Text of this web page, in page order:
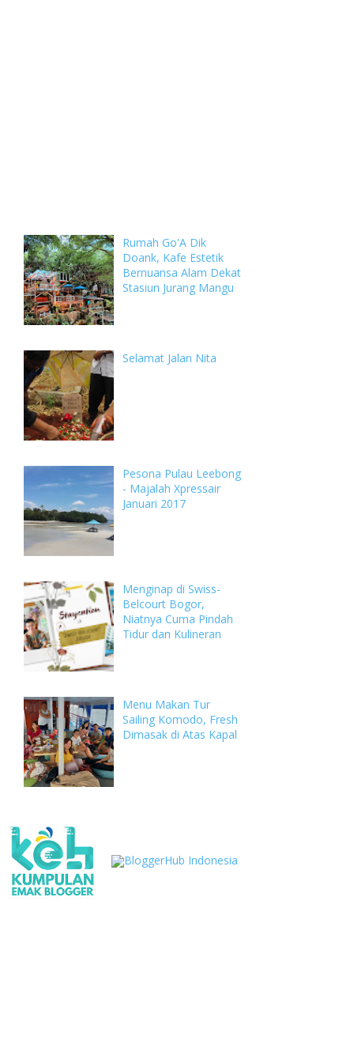
Rumah Go'A Dik
Doank, Kafe Estetik
Bernuansa Alam Dekat
Stasiun Jurang Mangu
Selamat Jalan Nita
Pesona Pulau Leebong
- Majalah Xpressair
Januari 2017
Menginap di Swiss-
Belcourt Bogor,
Niatnya Cuma Pindah
Tidur dan Kulineran
Menu Makan Tur
Sailing Komodo, Fresh
Dimasak di Atas Kapal